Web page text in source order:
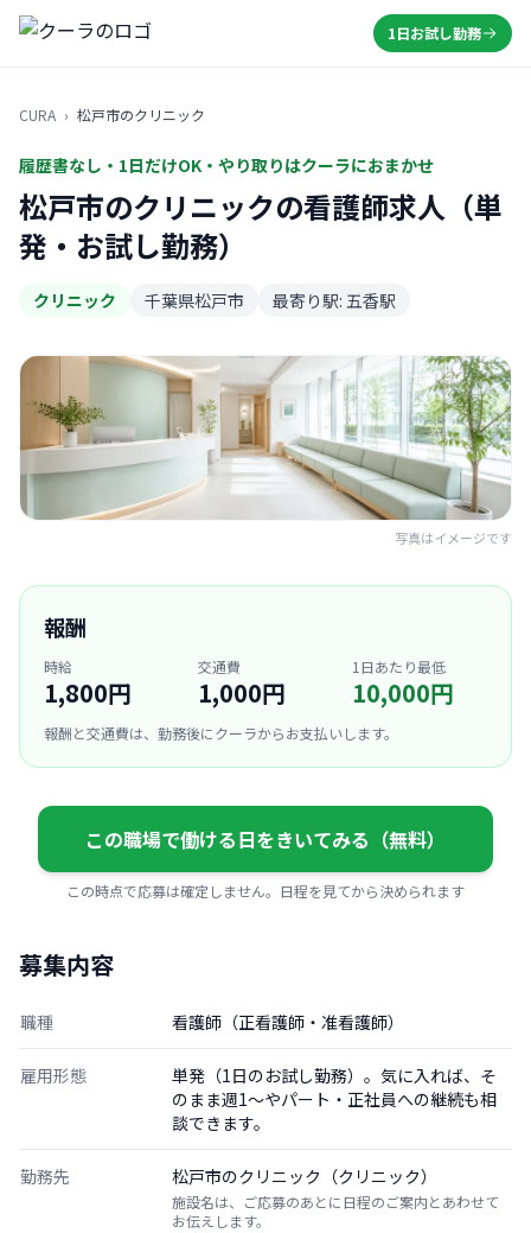
1日お試し勤務
CURA › 松戸市のクリニック
履歴書なし・1日だけOK・やり取りはクーラにおまかせ
松戸市のクリニックの看護師求人（単
発・お試し勤務）
クリニック 千葉県松戸市 最寄り駅: 五香駅
写真はイメージです
報酬
時給
1,800円
交通費
1,000円
1日あたり最低
10,000円
報酬と交通費は、勤務後にクーラからお支払いします。
この職場で働ける日をきいてみる（無料）
この時点で応募は確定しません。日程を見てから決められます
募集内容
職種 看護師（正看護師・准看護師）
雇用形態
単発（1日のお試し勤務）。気に入れば、そ
のまま週1〜やパート・正社員への継続も相
談できます。
勤務先 松戸市のクリニック（クリニック）
施設名は、ご応募のあとに日程のご案内とあわせて
お伝えします。